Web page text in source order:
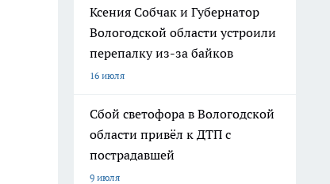
Ксения Собчак и Губернатор
Вологодской области устроили
перепалку из-за байков
16 июля
Сбой светофора в Вологодской
области привёл к ДТП с
пострадавшей
9 июля